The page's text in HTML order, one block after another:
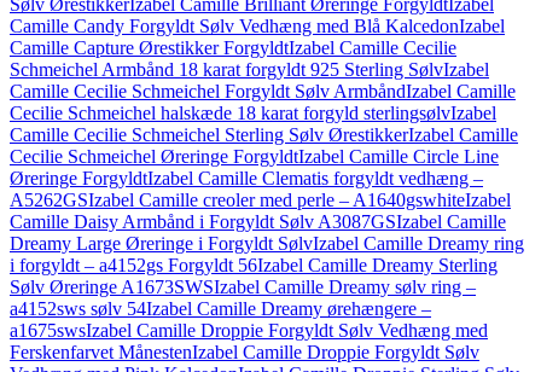
Sølv ØrestikkerIzabel Camille Brilliant Øreringe ForgyldtIzabel
Camille Candy Forgyldt Sølv Vedhæng med Blå KalcedonIzabel
Camille Capture Ørestikker ForgyldtIzabel Camille Cecilie
Schmeichel Armbånd 18 karat forgyldt 925 Sterling SølvIzabel
Camille Cecilie Schmeichel Forgyldt Sølv ArmbåndIzabel Camille
Cecilie Schmeichel halskæde 18 karat forgyld sterlingsølvIzabel
Camille Cecilie Schmeichel Sterling Sølv ØrestikkerIzabel Camille
Cecilie Schmeichel Øreringe ForgyldtIzabel Camille Circle Line
Øreringe ForgyldtIzabel Camille Clematis forgyldt vedhæng –
A5262GSIzabel Camille creoler med perle – A1640gswhiteIzabel
Camille Daisy Armbånd i Forgyldt Sølv A3087GSIzabel Camille
Dreamy Large Øreringe i Forgyldt SølvIzabel Camille Dreamy ring
i forgyldt – a4152gs Forgyldt 56Izabel Camille Dreamy Sterling
Sølv Øreringe A1673SWSIzabel Camille Dreamy sølv ring –
a4152sws sølv 54Izabel Camille Dreamy ørehængere –
a1675swsIzabel Camille Droppie Forgyldt Sølv Vedhæng med
Ferskenfarvet MånestenIzabel Camille Droppie Forgyldt Sølv